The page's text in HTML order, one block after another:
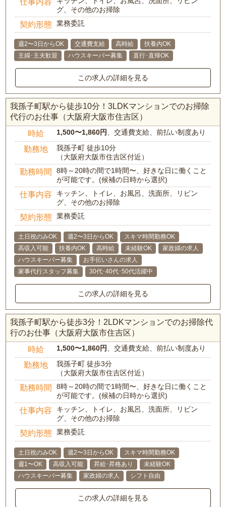
グ、その他のお掃除
契約形態 業務委託
週2〜3日からOK 交通費支給 高時給
扶養内OK
主婦･主夫歓迎
ハウスキーパー募集 直行･直帰OK
この求人の詳細を見る
我孫子町駅から徒歩10分！3LDKマンションでのお掃除
代行のお仕事（大阪府大阪市住吉区）
時給 1,500〜1,860円 、交通費支給、前払い制度あり
勤務地
我孫子町 徒歩10分
（大阪府大阪市住吉区付近）
勤務時間
8時～20時の間で1時間〜、好きな日に働くこと
が可能です。(候補の日時から選択)
仕事内容
キッチン、トイレ、お風呂、洗面所、リビン
グ、その他のお掃除
契約形態 業務委託
土日祝のみOK 週2〜3日からOK
スキマ時間勤務OK
高収入可能
扶養内OK 高時給 未経験OK
家政婦の求人
ハウスキーパー募集
お手伝いさんの求人
家事代行スタッフ募集
30代･40代･50代活躍中
この求人の詳細を見る
我孫子町駅から徒歩3分！2LDKマンションでのお掃除代
行のお仕事（大阪府大阪市住吉区）
時給 1,500〜1,860円 、交通費支給、前払い制度あり
勤務地
我孫子町 徒歩3分
（大阪府大阪市住吉区付近）
勤務時間
8時～20時の間で1時間〜、好きな日に働くこと
が可能です。(候補の日時から選択)
仕事内容
キッチン、トイレ、お風呂、洗面所、リビン
グ、その他のお掃除
契約形態 業務委託
土日祝のみOK 週2〜3日からOK
スキマ時間勤務OK
週1〜OK
高収入可能 昇給･昇格あり
未経験OK
ハウスキーパー募集
家政婦の求人 シフト自由
この求人の詳細を見る